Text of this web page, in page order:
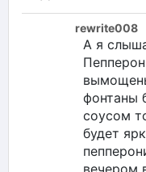
rewrite008
А я
фонтаны
соусом
будет
вечером